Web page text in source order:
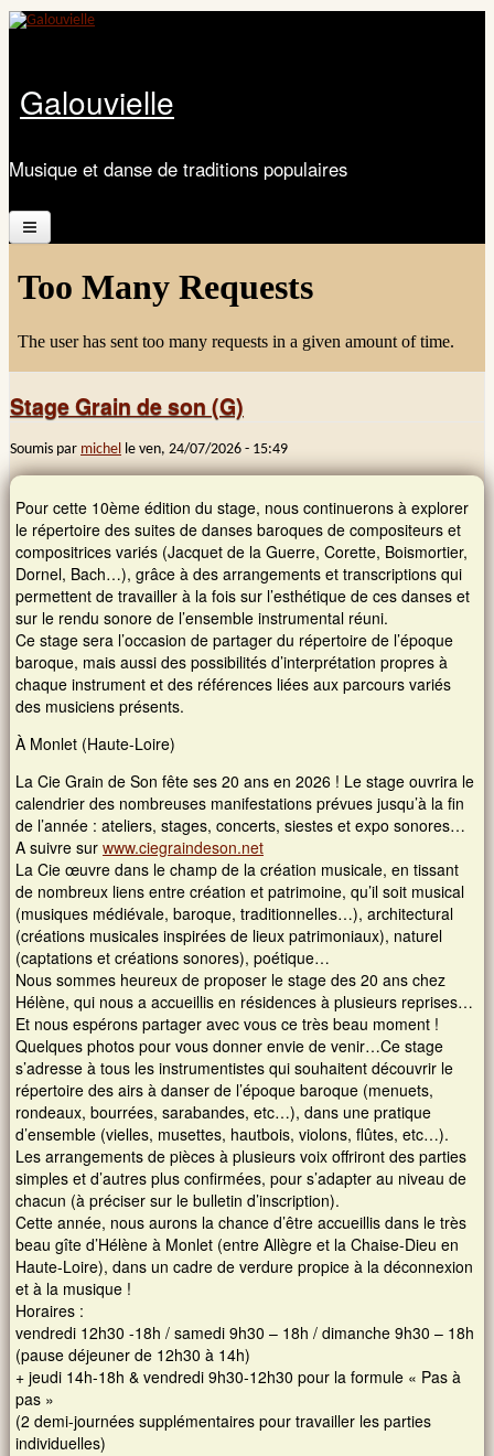
Aller au contenu principal
Galouvielle
Musique et danse de traditions populaires
Images et musiques
Liens
Contacts
Connexion
Stage Grain de son (G)
Soumis par michel le ven, 24/07/2026 - 15:49
Pour cette 10ème édition du stage, nous continuerons à explorer
le répertoire des suites de danses baroques de compositeurs et
compositrices variés (Jacquet de la Guerre, Corette, Boismortier,
Dornel, Bach…), grâce à des arrangements et transcriptions qui
permettent de travailler à la fois sur l’esthétique de ces danses et
sur le rendu sonore de l’ensemble instrumental réuni.
Ce stage sera l’occasion de partager du répertoire de l’époque
baroque, mais aussi des possibilités d’interprétation propres à
chaque instrument et des références liées aux parcours variés
des musiciens présents.
À Monlet (Haute-Loire)
La Cie Grain de Son fête ses 20 ans en 2026 ! Le stage ouvrira le
calendrier des nombreuses manifestations prévues jusqu’à la fin
de l’année : ateliers, stages, concerts, siestes et expo sonores…
A suivre sur www.ciegraindeson.net
La Cie œuvre dans le champ de la création musicale, en tissant
de nombreux liens entre création et patrimoine, qu’il soit musical
(musiques médiévale, baroque, traditionnelles…), architectural
(créations musicales inspirées de lieux patrimoniaux), naturel
(captations et créations sonores), poétique…
Nous sommes heureux de proposer le stage des 20 ans chez
Hélène, qui nous a accueillis en résidences à plusieurs reprises…
Et nous espérons partager avec vous ce très beau moment !
Quelques photos pour vous donner envie de venir…Ce stage
s’adresse à tous les instrumentistes qui souhaitent découvrir le
répertoire des airs à danser de l’époque baroque (menuets,
rondeaux, bourrées, sarabandes, etc…), dans une pratique
d’ensemble (vielles, musettes, hautbois, violons, flûtes, etc…).
Les arrangements de pièces à plusieurs voix offriront des parties
simples et d’autres plus confirmées, pour s’adapter au niveau de
chacun (à préciser sur le bulletin d’inscription).
Cette année, nous aurons la chance d’être accueillis dans le très
beau gîte d’Hélène à Monlet (entre Allègre et la Chaise-Dieu en
Haute-Loire), dans un cadre de verdure propice à la déconnexion
et à la musique !
Horaires :
vendredi 12h30 -18h / samedi 9h30 – 18h / dimanche 9h30 – 18h
(pause déjeuner de 12h30 à 14h)
+ jeudi 14h-18h & vendredi 9h30-12h30 pour la formule « Pas à
pas »
(2 demi-journées supplémentaires pour travailler les parties
individuelles)